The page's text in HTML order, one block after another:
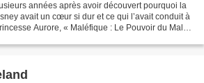
années après avoir découvert pourquoi la
avait un cœur si dur et ce qui l’avait conduit à
Aurore, « Maléfique : Le Pouvoir du Mal »